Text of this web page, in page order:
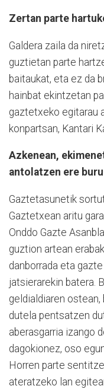
Zertan parte
Galdera zaila da
guztietan parte
baitaukat, eta ez da
hainbat ekintzetan
gaztetxeko egitarau
konpartsan, Kantari
Azkenean,
antolatzen ere
Gaztetasunetik
Gaztetxean aritu
Onddo Gazte
guztion artean
danborrada eta
jatsierarekin batera.
geldialdiaren ostean,
dutela pentsatzen
aberasgarria izango
dagokionez, oso
Horren parte
ateratzeko lan